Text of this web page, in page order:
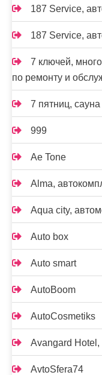
187 Service,
187 Service,
7 ключей,
по ремонту и
7 пятниц, сауна
999
Ae Tone
Alma,
Aqua city,
Auto box
Auto smart
AutoBoom
AutoCosmetiks
Avangard Hotel,
AvtoSfera74